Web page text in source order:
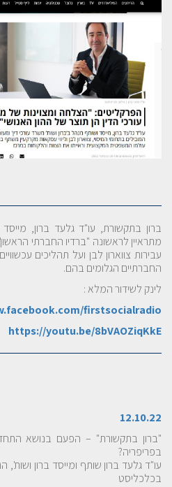
ברון בתקשורת, עו"ד גלעד ברון,
מתראיין לראשונה "ברדיו החברתי
עבירות צווארון לבן ועל תהליכים
החברתיים הגלומים בהם.
לינק לשידור המלא :
firstsocialradio
https://youtu.be/8bVAOZiqKkE
12.10.22
"ברון בתקשורת" – הפעם בנושא
בפריפריה?
עו"ד גלעד ברון שותף ומייסד ברון
בכלכליסט